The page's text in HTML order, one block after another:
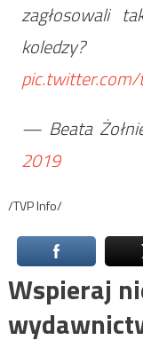
zagłosowali
koledzy?
— Beata
2019
/TVP Info/
Wspieraj